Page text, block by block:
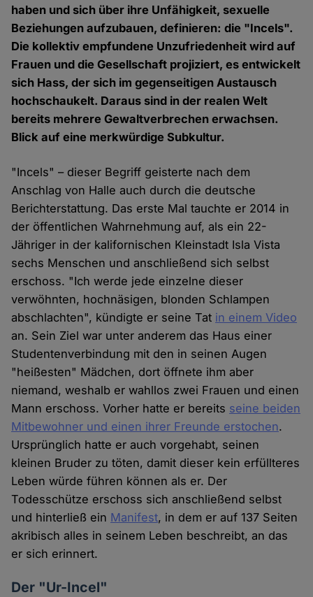
haben und sich über ihre Unfähigkeit, sexuelle
Beziehungen aufzubauen, definieren: die "Incels".
Die kollektiv empfundene Unzufriedenheit wird auf
Frauen und die Gesellschaft projiziert, es entwickelt
sich Hass, der sich im gegenseitigen Austausch
hochschaukelt. Daraus sind in der realen Welt
bereits mehrere Gewaltverbrechen erwachsen.
Blick auf eine merkwürdige Subkultur.
"Incels" – dieser Begriff geisterte nach dem
Anschlag von Halle auch durch die deutsche
Berichterstattung. Das erste Mal tauchte er 2014 in
der öffentlichen Wahrnehmung auf, als ein 22-
Jähriger in der kalifornischen Kleinstadt Isla Vista
sechs Menschen und anschließend sich selbst
erschoss. "Ich werde jede einzelne dieser
verwöhnten, hochnäsigen, blonden Schlampen
abschlachten", kündigte er seine Tat in einem Video
an. Sein Ziel war unter anderem das Haus einer
Studentenverbindung mit den in seinen Augen
"heißesten" Mädchen, dort öffnete ihm aber
niemand, weshalb er wahllos zwei Frauen und einen
Mann erschoss. Vorher hatte er bereits seine beiden
Mitbewohner und einen ihrer Freunde erstochen.
Ursprünglich hatte er auch vorgehabt, seinen
kleinen Bruder zu töten, damit dieser kein erfüllteres
Leben würde führen können als er. Der
Todesschütze erschoss sich anschließend selbst
und hinterließ ein Manifest, in dem er auf 137 Seiten
akribisch alles in seinem Leben beschreibt, an das
er sich erinnert.
Der "Ur-Incel"